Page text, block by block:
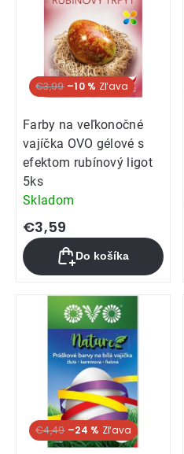
€3,99 –10 %
Farby na veľkonočné
vajíčka OVO gélové s
efektom rubínový ligot
5ks
Skladom
€3,59
Do košíka
€4,49 –24 %